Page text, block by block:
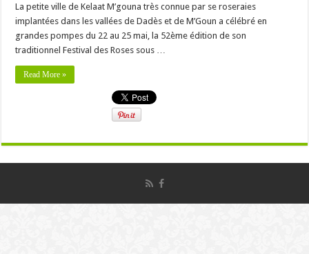
La petite ville de Kelaat M’gouna très connue par se roseraies
implantées dans les vallées de Dadès et de M’Goun a célébré en
grandes pompes du 22 au 25 mai, la 52ème édition de son
traditionnel Festival des Roses sous …
Read More »